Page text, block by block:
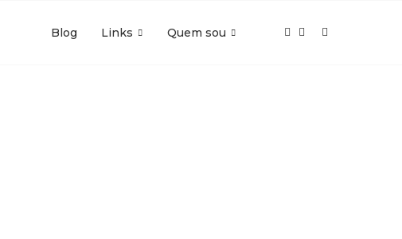
Blog Links Quem sou